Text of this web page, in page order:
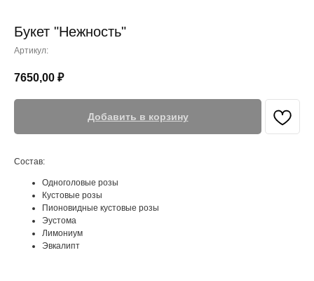
Букет "Нежность"
Артикул:
7650,00 ₽
Добавить в корзину
Состав:
Одноголовые розы
Кустовые розы
Пионовидные кустовые розы
Эустома
Лимониум
Эвкалипт